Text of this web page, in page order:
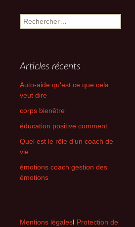
Rechercher :
Articles récents
Auto-aide qu‘est ce que cela
veut dire
corps bienêtre
éducation positive comment
Quel est le rôle d’un coach de
vie
émotions coach gestion des
émotions
Mentions légalesI Protection de